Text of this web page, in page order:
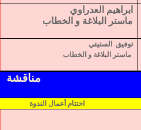
ابراهيم العدراوي
ماستر البلاغة و الخطاب
توفيق
الستيتي
ماستر البلاغة و الخطاب
مناقشة
اختتام أعمال الندوة